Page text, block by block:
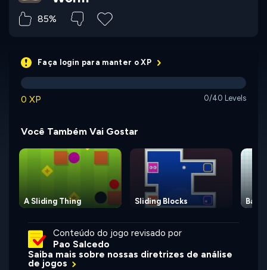
85%
Faça login para manter o XP
0 XP 0/40 Levels
Você Também Vai Gostar
A Sliding Thing Sliding Blocks
Conteúdo do jogo revisado por
Pao Salcedo
Saiba mais sobre nossas diretrizes de análise
de jogos